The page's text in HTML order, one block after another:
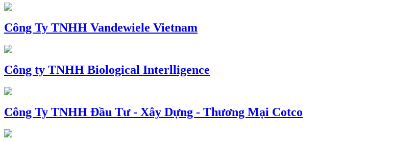
Công Ty TNHH Vandewiele Vietnam
Công ty TNHH Biological Interlligence
Công Ty TNHH Đầu Tư - Xây Dựng - Thương Mại Cotco